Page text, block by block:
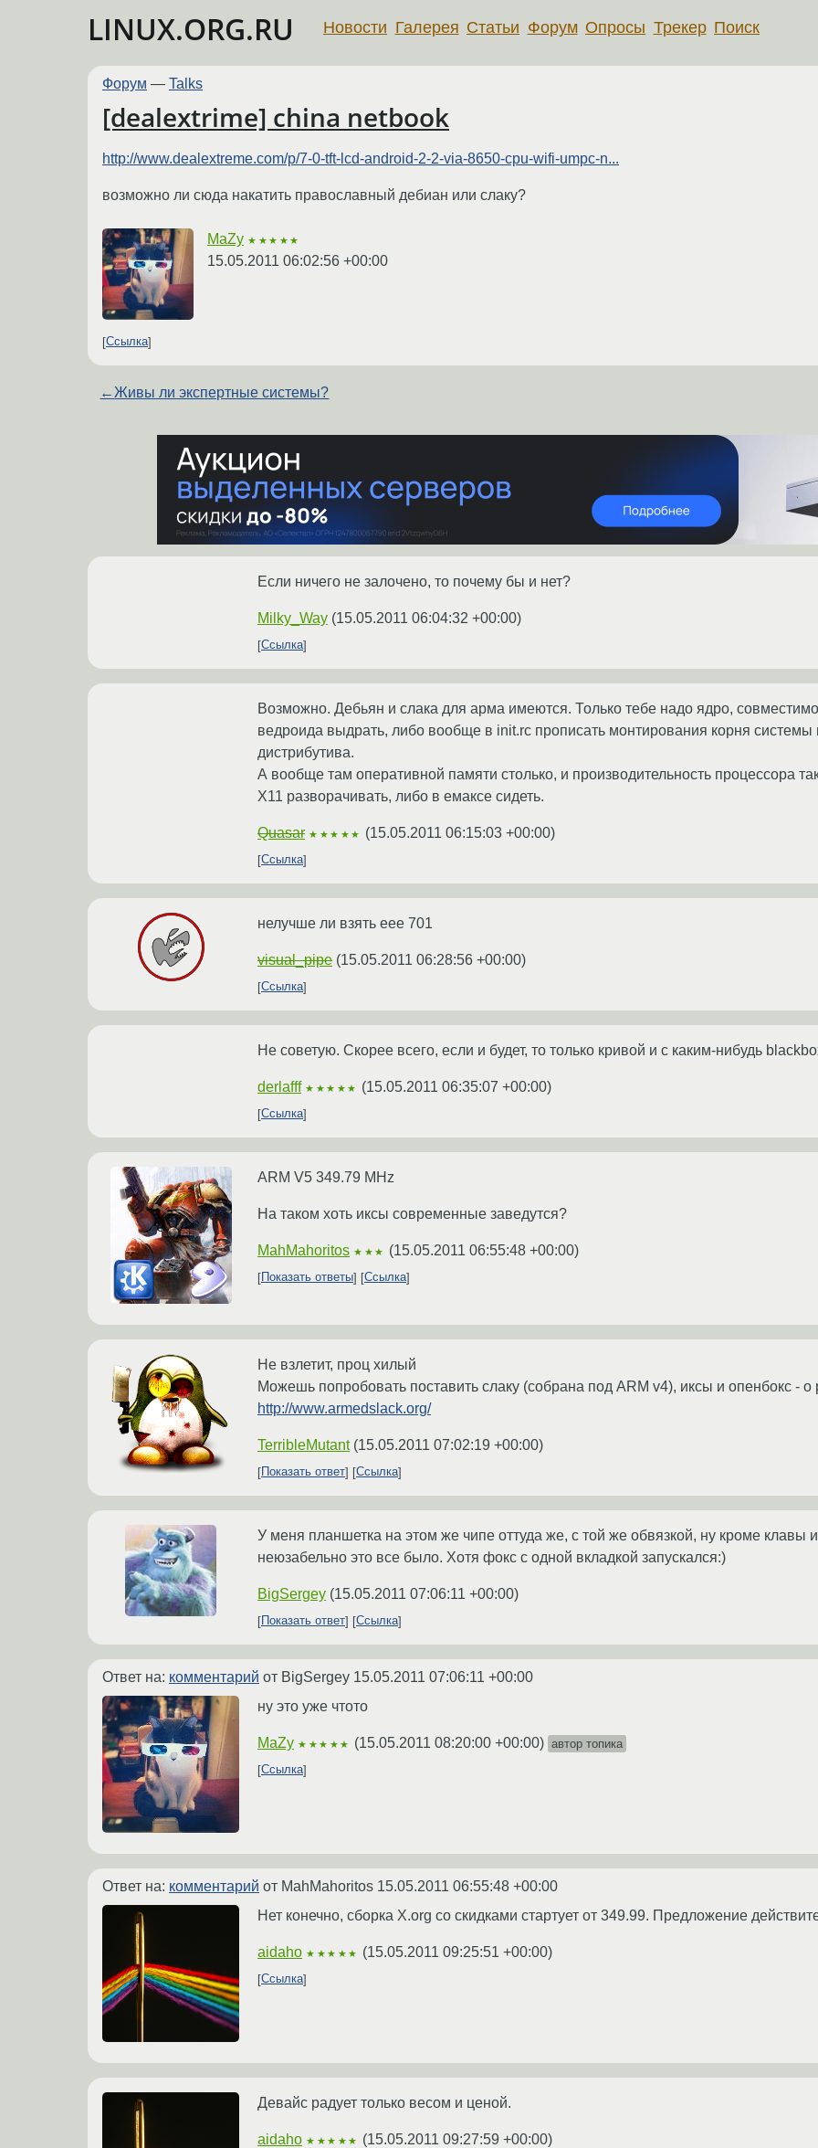
LINUX.ORG.RU Новости Галерея Статьи Форум Опросы Трекер Поиск
Форум — Talks
[dealextrime] china netbook
http://www.dealextreme.com/p/7-0-tft-lcd-android-2-2-via-8650-cpu-wifi-umpc-n...
возможно ли сюда накатить православный дебиан или слаку?
MaZy ★★★★★
15.05.2011 06:02:56 +00:00
Ссылка
← Живы ли экспертные системы?
Если ничего не залочено, то почему бы и нет?
Milky_Way (15.05.2011 06:04:32 +00:00)
Ссылка
Возможно. Дебьян и слака для арма имеются. Только тебе надо ядро,
ведроида выдрать, либо вообще в init.rc прописать монтирования корня системы
дистрибутива.
А вообще там оперативной памяти столько, и производительность процессора
X11 разворачивать, либо в емаксе сидеть.
Quasar ★★★★★ (15.05.2011 06:15:03 +00:00)
Ссылка
нелучше ли взять eee 701
visual_pipe (15.05.2011 06:28:56 +00:00)
Ссылка
Не советую. Скорее всего, если и будет, то только кривой и с каким-нибудь
derlafff ★★★★★ (15.05.2011 06:35:07 +00:00)
Ссылка
ARM V5 349.79 MHz
На таком хоть иксы современные заведутся?
MahMahoritos ★★★ (15.05.2011 06:55:48 +00:00)
Показать ответы Ссылка
Не взлетит, проц хилый
Можешь попробовать поставить слаку (собрана под ARM v4), иксы и опенбокс - о
http://www.armedslack.org/
TerribleMutant (15.05.2011 07:02:19 +00:00)
Показать ответ Ссылка
У меня планшетка на этом же чипе оттуда же, с той же обвязкой, ну кроме клавы
неюзабельно это все было. Хотя фокс с одной вкладкой запускался:)
BigSergey (15.05.2011 07:06:11 +00:00)
Показать ответ Ссылка
Ответ на: комментарий от BigSergey 15.05.2011 07:06:11 +00:00
ну это уже чтото
MaZy ★★★★★ (15.05.2011 08:20:00 +00:00) автор топика
Ссылка
Ответ на: комментарий от MahMahoritos 15.05.2011 06:55:48 +00:00
Нет конечно, сборка X.org со скидками стартует от 349.99. Предложение
aidaho ★★★★★ (15.05.2011 09:25:51 +00:00)
Ссылка
Девайс радует только весом и ценой.
aidaho ★★★★★ (15.05.2011 09:27:59 +00:00)